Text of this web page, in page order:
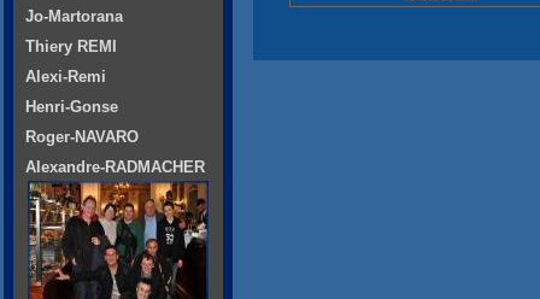
Jo-Martorana
Thiery REMI
Alexi-Remi
Henri-Gonse
Roger-NAVARO
Alexandre-RADMACHER